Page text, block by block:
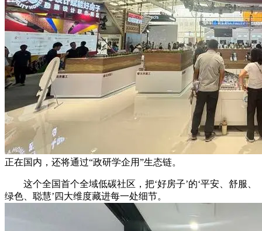
正在国内，还将通过“政研学企用”生态链。
这个全国首个全域低碳社区，把‘好房子’的‘平安、舒服、
绿色、聪慧’四大维度藏进每一处细节。